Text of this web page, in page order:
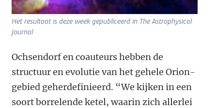
Het resultaat is deze week gepubliceerd in The Astrophysical
Journal
Ochsendorf en coauteurs hebben de
structuur en evolutie van het gehele Orion-
gebied geherdefinieerd. “We kijken in een
soort borrelende ketel, waarin zich allerlei